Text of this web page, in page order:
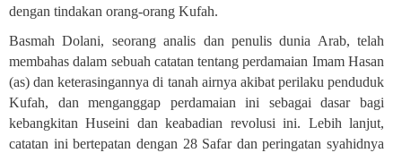
dengan tindakan orang-orang Kufah.
Basmah Dolani, seorang analis dan penulis dunia Arab, telah
membahas dalam sebuah catatan tentang perdamaian Imam Hasan
(as) dan keterasingannya di tanah airnya akibat perilaku penduduk
Kufah, dan menganggap perdamaian ini sebagai dasar bagi
kebangkitan Huseini dan keabadian revolusi ini. Lebih lanjut,
catatan ini bertepatan dengan 28 Safar dan peringatan syahidnya